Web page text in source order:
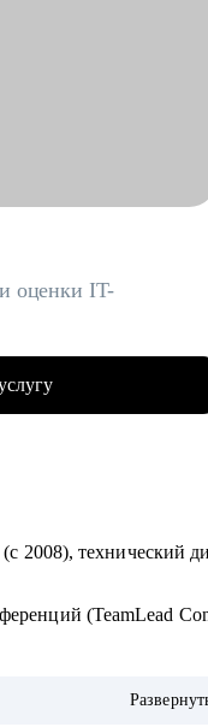
оценки IT-
2008), технический
(TeamLead
МФТИ, РАНХиГС,